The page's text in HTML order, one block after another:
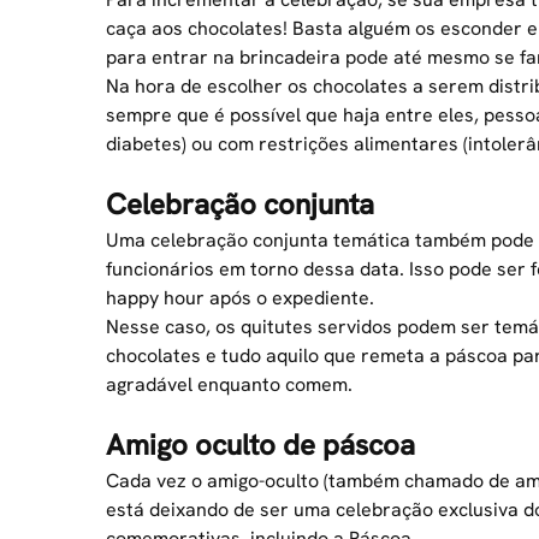
caça aos chocolates! Basta alguém os esconder
para entrar na brincadeira pode até mesmo se
Na hora de escolher os chocolates a serem
sempre que é possível que haja entre eles,
diabetes) ou com restrições alimentares
Celebração conjunta
Uma celebração conjunta temática também
funcionários em torno dessa data. Isso pode ser
happy hour após o expediente.
Nesse caso, os quitutes servidos podem ser
chocolates e tudo aquilo que remeta a páscoa
agradável enquanto comem.
Amigo oculto de páscoa
Cada vez o amigo-oculto (também chamado de
está deixando de ser uma celebração exclusiva